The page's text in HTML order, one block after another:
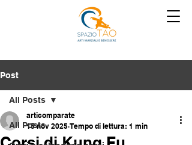
Post
All Posts
All Posts
articomparate
15 nov 2025 Tempo di lettura: 1 min